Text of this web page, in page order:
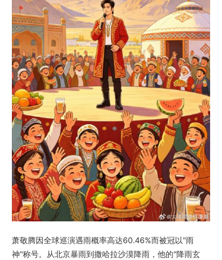
萧敬腾因全球巡演遇雨概率高达60.46%而被冠以"雨
神"称号。从北京暴雨到撒哈拉沙漠降雨，他的"降雨玄